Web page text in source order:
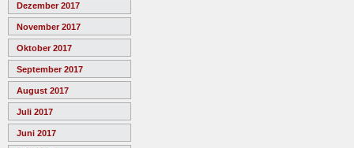
Dezember 2017
November 2017
Oktober 2017
September 2017
August 2017
Juli 2017
Juni 2017